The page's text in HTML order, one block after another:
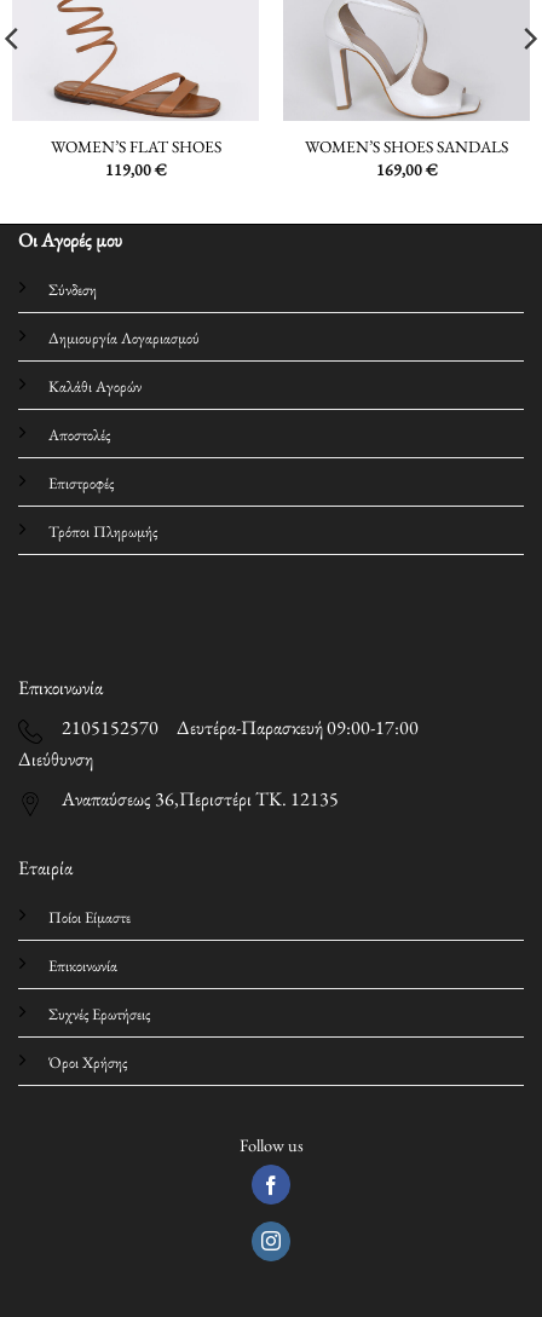
WOMEN’S FLAT SHOES
119,00€
WOMEN’S SHOES SANDALS
169,00€
Οι Αγορές μου
Σύνδεση
Δημιουργία Λογαριασμού
Καλάθι Αγορών
Αποστολές
Επιστροφές
Τρόποι Πληρωμής
Εταιρία
Ποίοι Είμαστε
Επικοινωνία
Συχνές Ερωτήσεις
Όροι Χρήσης
Follow us
Επικοινωνία
2105152570 Δευτέρα-Παρασκευή 09:00-17:00
Διεύθυνση
Αναπαύσεως 36,Περιστέρι ΤΚ. 12135